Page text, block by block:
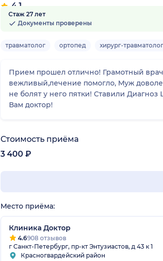
4.1
16 отзывов
Стаж 27 лет
Документы проверены
травматолог ортопед хирург-травматолог
Прием прошел отлично! Грамотный
вежливый,лечение помогло, Муж
не болят у него пятки! Ставили
Вам доктор!
Стоимость приёма
3 400 ₽
Место приёма:
Клиника Доктор
4.6908 отзывов
г Санкт-Петербург, пр-кт Энтузиастов, д 43 к 1
Красногвардейский район